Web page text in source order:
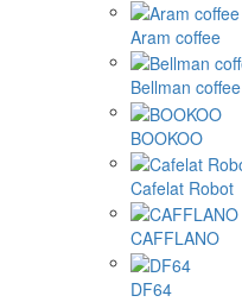
Aram coffee
Bellman coffee
BOOKOO
Cafelat Robot
CAFFLANO
DF64